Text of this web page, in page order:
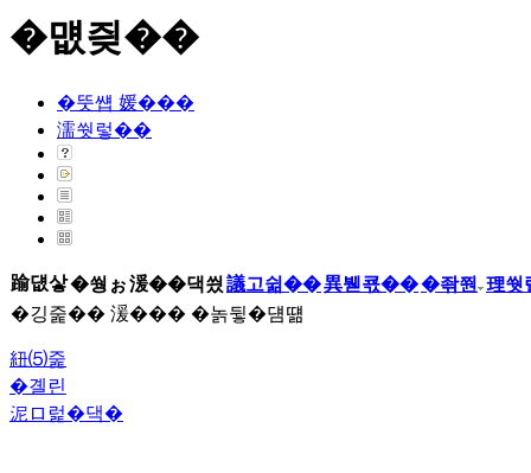
�먮즺��
�뚯썝 媛���
濡쒓렇��
踰덊샇�쒕ぉ湲��댁씠議고쉶��異붿쿇���좎쭨 理
�깅줉�� 湲��� �놁뒿�덈떎
紐⑸줉
�곌린
泥ロ럹�댁�